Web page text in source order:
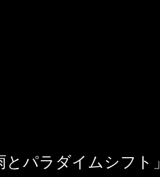
パラダイムシフト」